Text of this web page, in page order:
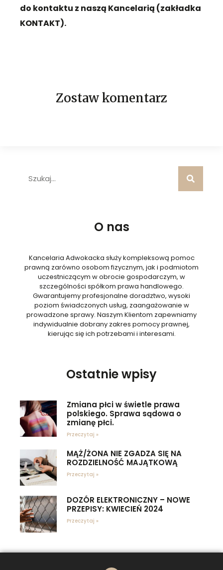
do kontaktu z naszą Kancelarią (zakładka
KONTAKT).
Zostaw komentarz
O nas
Kancelaria Adwokacka służy kompleksową pomoc
prawną zarówno osobom fizycznym, jak i podmiotom
uczestniczącym w obrocie gospodarczym, w
szczególności spółkom prawa handlowego.
Gwarantujemy profesjonalne doradztwo, wysoki
poziom świadczonych usług, zaangażowanie w
prowadzone sprawy. Naszym Klientom zapewniamy
indywidualnie dobrany zakres pomocy prawnej,
kierując się ich potrzebami i interesami.
Ostatnie wpisy
Zmiana płci w świetle prawa
polskiego. Sprawa sądowa o
zmianę płci.
Przeczytaj »
MĄŻ/ŻONA NIE ZGADZA SIĘ NA
ROZDZIELNOŚĆ MAJĄTKOWĄ
Przeczytaj »
DOZÓR ELEKTRONICZNY – NOWE
PRZEPISY: KWIECIEŃ 2024
Przeczytaj »